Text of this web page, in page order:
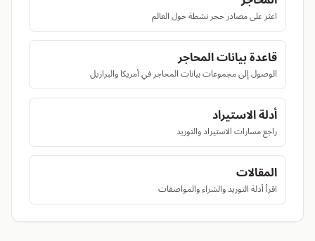
اعثر على مصادر حجر نشطة حول العالم
قاعدة بيانات المحاجر
الوصول إلى مجموعات بيانات المحاجر في أمريكا والبرازيل
أدلة الاستيراد
راجع مسارات الاستيراد والتوريد
المقالات
اقرأ أدلة التوريد والشراء والمواصفات